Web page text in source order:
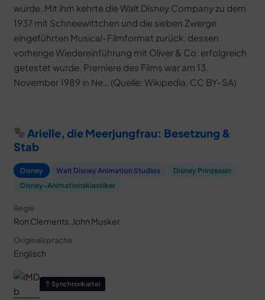
wurde. Mit ihm kehrte die Walt Disney Company zu dem
1937 mit Schneewittchen und die sieben Zwerge
eingeführten Musical-Filmformat zurück, dessen
vorherige Wiedereinführung mit Oliver & Co. erfolgreich
getestet wurde. Premiere des Films war am 13.
November 1989 in Ne… (Quelle: Wikipedia, CC BY-SA)
Arielle, die Meerjungfrau: Besetzung &
Stab
Disney Walt Disney Animation Studios
Disney Prinzessin
Disney-Animationsklassiker
Regie
Ron Clements, John Musker
Originalsprache
Englisch
Synchronkartei